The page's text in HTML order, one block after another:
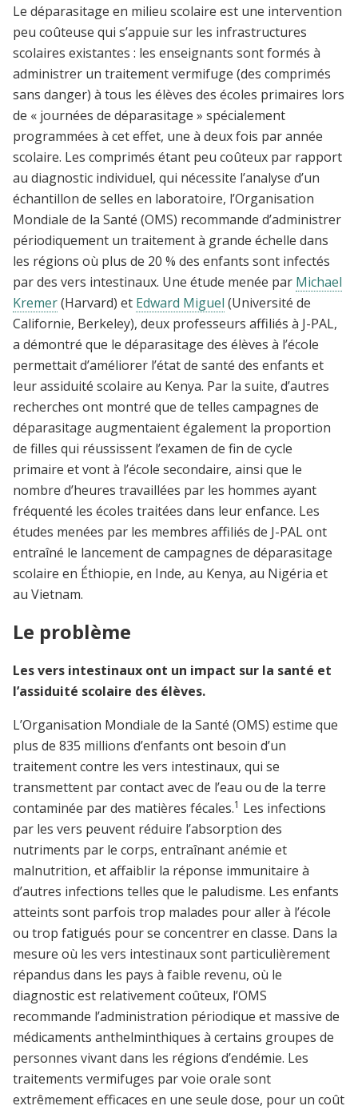
Le déparasitage en milieu scolaire est une intervention
peu coûteuse qui s’appuie sur les infrastructures
scolaires existantes : les enseignants sont formés à
administrer un traitement vermifuge (des comprimés
sans danger) à tous les élèves des écoles primaires lors
de « journées de déparasitage » spécialement
programmées à cet effet, une à deux fois par année
scolaire. Les comprimés étant peu coûteux par rapport
au diagnostic individuel, qui nécessite l’analyse d’un
échantillon de selles en laboratoire, l’Organisation
Mondiale de la Santé (OMS) recommande d’administrer
périodiquement un traitement à grande échelle dans
les régions où plus de 20 % des enfants sont infectés
par des vers intestinaux. Une étude menée par Michael
Kremer(Harvard) et Edward Miguel (Université de
Californie, Berkeley), deux professeurs affiliés à J-PAL,
a démontré que le déparasitage des élèves à l’école
permettait d’améliorer l’état de santé des enfants et
leur assiduité scolaire au Kenya. Par la suite, d’autres
recherches ont montré que de telles campagnes de
déparasitage augmentaient également la proportion
de filles qui réussissent l’examen de fin de cycle
primaire et vont à l’école secondaire, ainsi que le
nombre d’heures travaillées par les hommes ayant
fréquenté les écoles traitées dans leur enfance. Les
études menées par les membres affiliés de J-PAL ont
entraîné le lancement de campagnes de déparasitage
scolaire en Éthiopie, en Inde, au Kenya, au Nigéria et
au Vietnam.
Le problème
Les vers intestinaux ont un impact sur la santé et
l’assiduité scolaire des élèves.
L’Organisation Mondiale de la Santé (OMS) estime que
plus de 835 millions d’enfants ont besoin d’un
traitement contre les vers intestinaux, qui se
transmettent par contact avec de l’eau ou de la terre
contaminée par des matières fécales.1 Les infections
par les vers peuvent réduire l’absorption des
nutriments par le corps, entraînant anémie et
malnutrition, et affaiblir la réponse immunitaire à
d’autres infections telles que le paludisme. Les enfants
atteints sont parfois trop malades pour aller à l’école
ou trop fatigués pour se concentrer en classe. Dans la
mesure où les vers intestinaux sont particulièrement
répandus dans les pays à faible revenu, où le
diagnostic est relativement coûteux, l’OMS
recommande l’administration périodique et massive de
médicaments anthelminthiques à certains groupes de
personnes vivant dans les régions d’endémie. Les
traitements vermifuges par voie orale sont
extrêmement efficaces en une seule dose, pour un coût